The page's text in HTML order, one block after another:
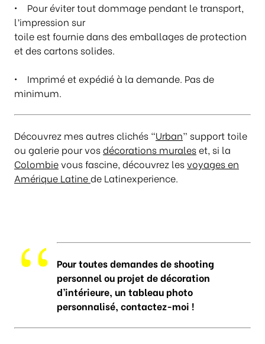
• Pour éviter tout dommage pendant le transport,
l’impression sur
toile est fournie dans des emballages de protection
et des cartons solides.
• Imprimé et expédié à la demande. Pas de
minimum.
Découvrez mes autres clichés “Urban” support toile
ou galerie pour vosdécorations muraleset, si la
Colombievous fascine, découvrez lesvoyages en
Amérique Latinede Latinexperience.
Pour toutes demandes de shooting
personnel ou projet de décoration
d’intérieure, un tableau photo
personnalisé, contactez-moi !